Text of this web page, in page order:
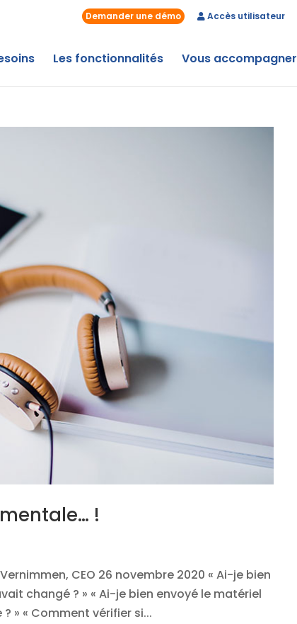
Demander une démo Accès utilisateur
Les fonctionnalités Vous accompagner
!
CEO 26 novembre 2020 « Ai-je bien
changé ? » « Ai-je bien envoyé le matériel
» « Comment vérifier si...